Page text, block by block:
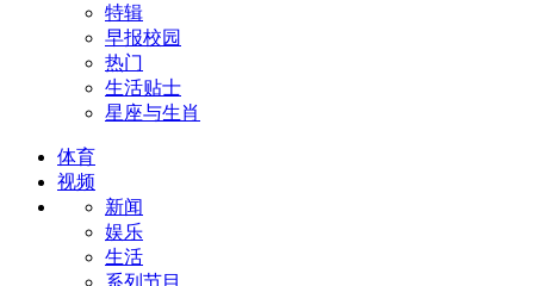
特辑
早报校园
热门
生活贴士
星座与生肖
体育
视频
新闻
娱乐
生活
系列节目